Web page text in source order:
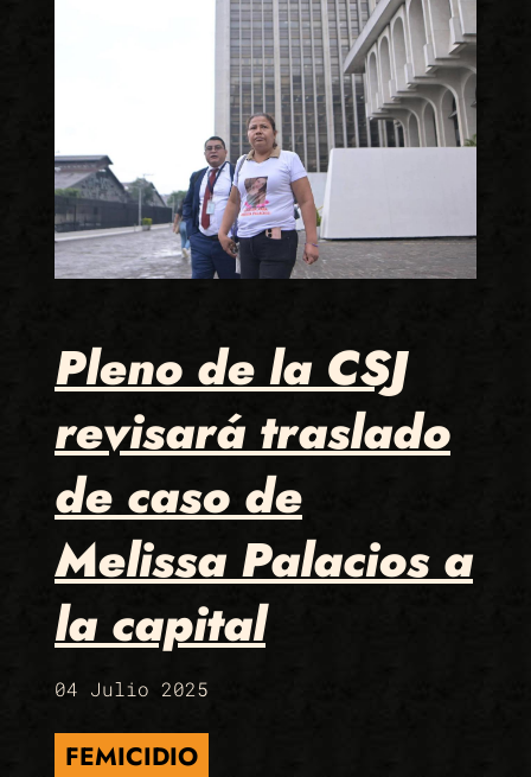
Pleno de la CSJ
revisará traslado
de caso de
Melissa Palacios a
la capital
04 Julio 2025
FEMICIDIO